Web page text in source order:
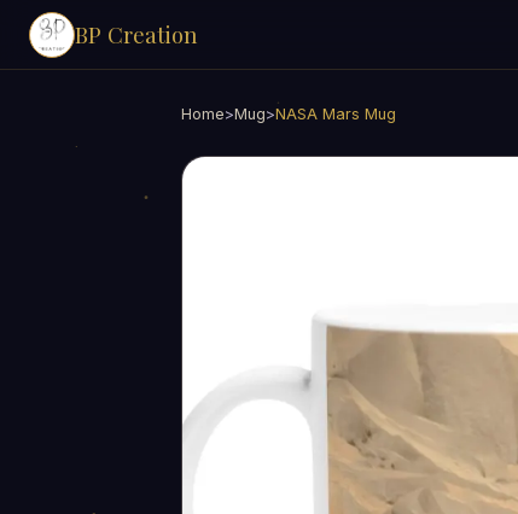
BP Creation
Home>Mug>NASA Mars Mug